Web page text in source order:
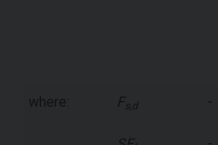
where: F s,d -